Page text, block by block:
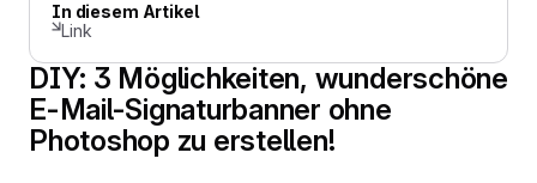
In diesem Artikel
Link
DIY: 3 Möglichkeiten, wunderschöne
E-Mail-Signaturbanner ohne
Photoshop zu erstellen!